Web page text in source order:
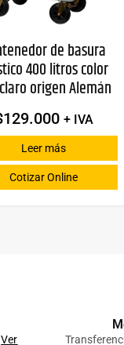
de basura
400 litros color
origen Alemán
129.000 + IVA
Leer más
Cotizar Online
Ver